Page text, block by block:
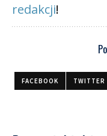
redakcji!
FACEBOOK TWITTER